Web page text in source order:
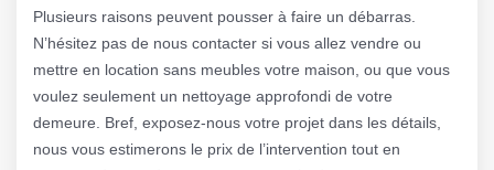
Plusieurs raisons peuvent pousser à faire un débarras.
N’hésitez pas de nous contacter si vous allez vendre ou
mettre en location sans meubles votre maison, ou que vous
voulez seulement un nettoyage approfondi de votre
demeure. Bref, exposez-nous votre projet dans les détails,
nous vous estimerons le prix de l’intervention tout en